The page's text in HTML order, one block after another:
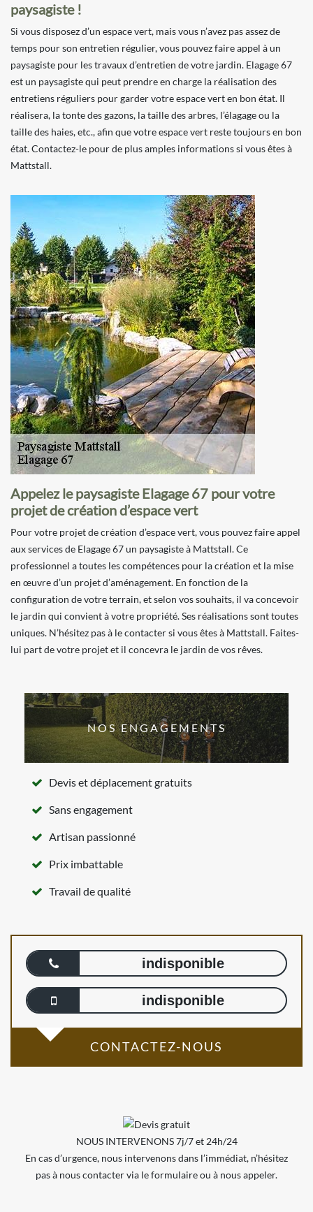
paysagiste !
Si vous disposez d’un espace vert, mais vous n’avez pas assez de
temps pour son entretien régulier, vous pouvez faire appel à un
paysagiste pour les travaux d’entretien de votre jardin. Elagage 67
est un paysagiste qui peut prendre en charge la réalisation des
entretiens réguliers pour garder votre espace vert en bon état. Il
réalisera, la tonte des gazons, la taille des arbres, l’élagage ou la
taille des haies, etc., afin que votre espace vert reste toujours en bon
état. Contactez-le pour de plus amples informations si vous êtes à
Mattstall.
Appelez le paysagiste Elagage 67 pour votre
projet de création d’espace vert
Pour votre projet de création d’espace vert, vous pouvez faire appel
aux services de Elagage 67 un paysagiste à Mattstall. Ce
professionnel a toutes les compétences pour la création et la mise
en œuvre d’un projet d’aménagement. En fonction de la
configuration de votre terrain, et selon vos souhaits, il va concevoir
le jardin qui convient à votre propriété. Ses réalisations sont toutes
uniques. N’hésitez pas à le contacter si vous êtes à Mattstall. Faites-
lui part de votre projet et il concevra le jardin de vos rêves.
NOS ENGAGEMENTS
Devis et déplacement gratuits
Sans engagement
Artisan passionné
Prix imbattable
Travail de qualité
indisponible
indisponible
CONTACTEZ-NOUS
NOUS INTERVENONS 7j/7 et 24h/24
En cas d’urgence, nous intervenons dans l’immédiat, n’hésitez
pas à nous contacter via le formulaire ou à nous appeler.